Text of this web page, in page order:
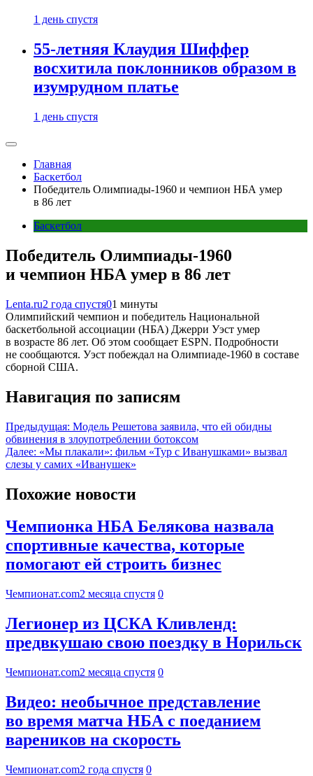
1 день спустя
55-летняя Клаудия Шиффер
восхитила поклонников образом в
изумрудном платье
1 день спустя
Главная
Баскетбол
Победитель Олимпиады-1960 и чемпион НБА умер
в 86 лет
Баскетбол
Победитель Олимпиады-1960
и чемпион НБА умер в 86 лет
Lenta.ru2 года спустя01 минуты
Олимпийский чемпион и победитель Национальной
баскетбольной ассоциации (НБА) Джерри Уэст умер
в возрасте 86 лет. Об этом сообщает ESPN. Подробности
не сообщаются. Уэст побеждал на Олимпиаде-1960 в составе
сборной США.
Навигация по записям
Предыдущая: Модель Решетова заявила, что ей обидны
обвинения в злоупотреблении ботоксом
Далее: «Мы плакали»: фильм «Тур с Иванушками» вызвал
слезы у самих «Иванушек»
Похожие новости
Чемпионка НБА Белякова назвала
спортивные качества, которые
помогают ей строить бизнес
Чемпионат.com2 месяца спустя 0
Легионер из ЦСКА Кливленд:
предвкушаю свою поездку в Норильск
Чемпионат.com2 месяца спустя 0
Видео: необычное представление
во время матча НБА с поеданием
вареников на скорость
Чемпионат.com2 года спустя 0